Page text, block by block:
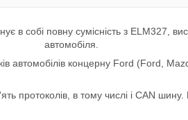
в собі повну сумісність з ELM327,
автомобіля.
автомобілів концерну Ford (Ford,
протоколів, в тому числі і CAN